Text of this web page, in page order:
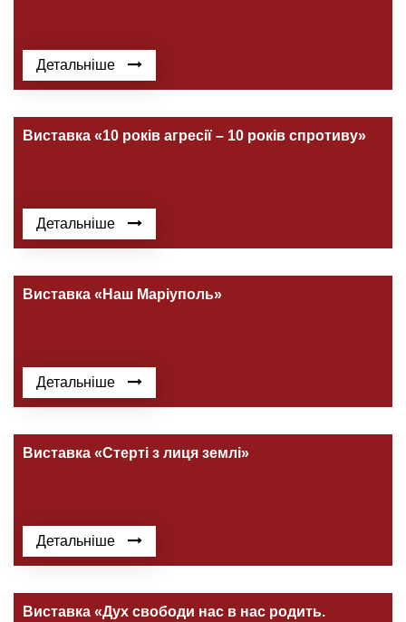
Детальніше
Виставка «10 років агресії – 10 років спротиву»
Детальніше
Виставка «Наш Маріуполь»
Детальніше
Виставка «Стерті з лиця землі»
Детальніше
Виставка «Дух свободи нас в нас родить.